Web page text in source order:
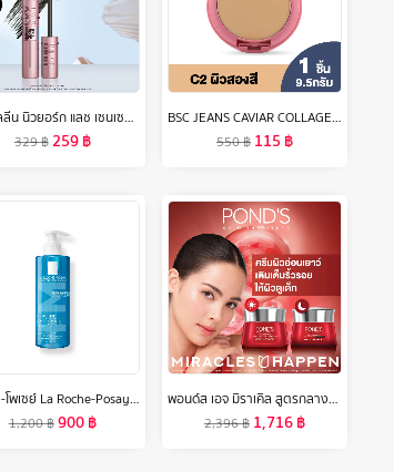
เมย์เบลลีน นิวยอร์ก แลช เซนเซชั่นแนล สกาย ไฮน์ มาสคาร่า 6มล. MAYBELLINE NEW YORK LASH SENSATIONAL SKY HIGH MASCARA 6ml (เครื่องสำอาง, มาสคาร่ากันน้ำ)
329฿259฿
BSC JEANS CAVIAR COLLAGEN POWDER SPF45 PA+++ เนื้อแป้งสัมผัสบางเบา ผิวหน้าแลดูกระจ่างใส ลดความมัน ให้ผิวอื่มเอิบ เนียนนุ่ม แป้งพัพ เครื่องสำอาง
550฿ 115 ฿
ลา โรช-โพเซย์ La Roche-Posay EFFACLAR FOAMING GEL เจลล้างหน้าสำหรับผิวมัน 400ml
1,200฿900฿
พอนด์ส เอจ มิราเคิล สูตรกลางวันและกลางคืน เฮ็กซิล-เรตินอล 45 ก. ( มอยเจอร์ไรเซอร์ , ครีมทาหน้า , moisturizer , เรตินอล )
2,396฿ 1,716฿